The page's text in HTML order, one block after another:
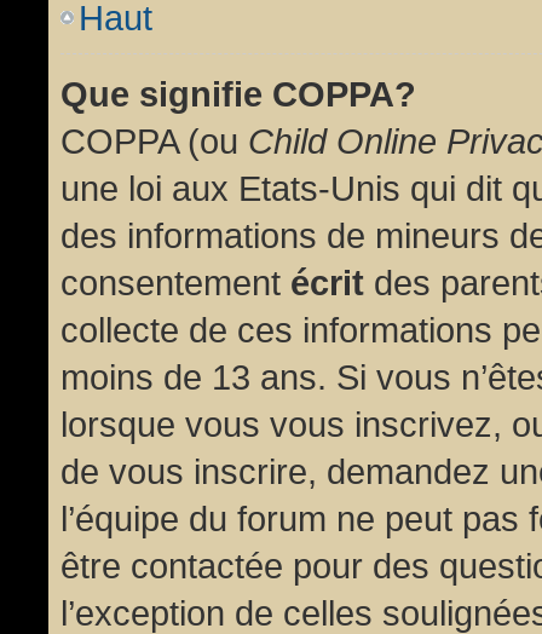
Haut
Que signifie COPPA?
COPPA (ou Child Online
une loi aux Etats-Unis qui dit
des informations de mineurs
consentement écrit des
collecte de ces informations
moins de 13 ans. Si vous
lorsque vous vous inscrivez,
de vous inscrire, demandez
l’équipe du forum ne peut
être contactée pour des
l’exception de celles